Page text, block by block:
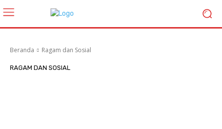
Beranda Ragam dan Sosial
RAGAM DAN SOSIAL